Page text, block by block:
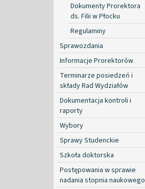
Dokumenty Prorektora
ds. Filii w Płocku
Regulaminy
Sprawozdania
Informacje Prorektorów
Terminarze posiedzeń i
składy Rad Wydziałów
Dokumentacja kontroli i
raporty
Wybory
Sprawy Studenckie
Szkoła doktorska
Postępowania w sprawie
nadania stopnia naukowego